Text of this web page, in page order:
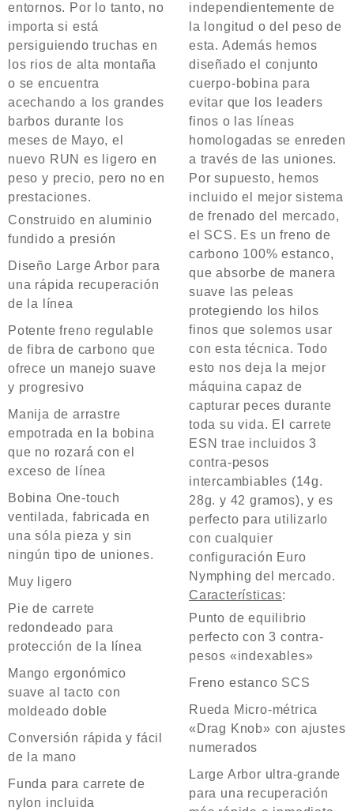
entornos. Por lo tanto, no
importa si está
persiguiendo truchas en
los rios de alta montaña
o se encuentra
acechando a los grandes
barbos durante los
meses de Mayo, el
nuevo RUN es ligero en
peso y precio, pero no en
prestaciones.
Construido en aluminio
fundido a presión
Diseño Large Arbor para
una rápida recuperación
de la línea
Potente freno regulable
de fibra de carbono que
ofrece un manejo suave
y progresivo
Manija de arrastre
empotrada en la bobina
que no rozará con el
exceso de línea
Bobina One-touch
ventilada, fabricada en
una sóla pieza y sin
ningún tipo de uniones.
Muy ligero
Pie de carrete
redondeado para
protección de la línea
Mango ergonómico
suave al tacto con
moldeado doble
Conversión rápida y fácil
de la mano
Funda para carrete de
nylon incluida
independientemente de
la longitud o del peso de
esta. Además hemos
diseñado el conjunto
cuerpo-bobina para
evitar que los leaders
finos o las líneas
homologadas se enreden
a través de las uniones.
Por supuesto, hemos
incluido el mejor sistema
de frenado del mercado,
el SCS. Es un freno de
carbono 100% estanco,
que absorbe de manera
suave las peleas
protegiendo los hilos
finos que solemos usar
con esta técnica. Todo
esto nos deja la mejor
máquina capaz de
capturar peces durante
toda su vida. El carrete
ESN trae incluidos 3
contra-pesos
intercambiables (14g.
28g. y 42 gramos), y es
perfecto para utilizarlo
con cualquier
configuración Euro
Nymphing del mercado.
Características:
Punto de equilibrio
perfecto con 3 contra-
pesos «indexables»
Freno estanco SCS
Rueda Micro-métrica
«Drag Knob» con ajustes
numerados
Large Arbor ultra-grande
para una recuperación